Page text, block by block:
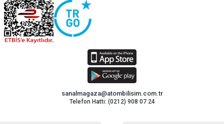
sanalmagaza@atombilisim.com.tr
Telefon Hattı: (0212) 908 07 24